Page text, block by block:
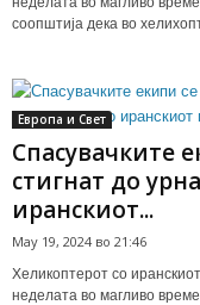
соопштија дека во
Европа и Свет
Спасувачките
стигнат до
иранскиот...
May 19, 2024 во 21:46
Хеликоптерот со
неделата во магливо